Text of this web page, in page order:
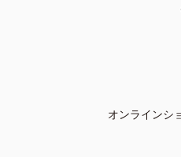
オンラインシ